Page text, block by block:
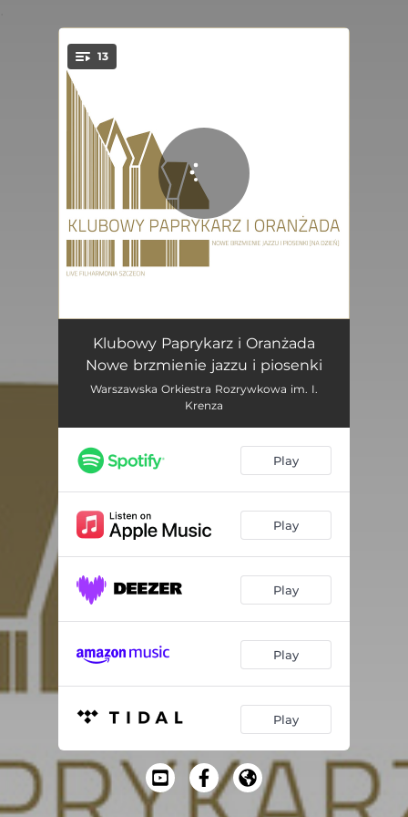
You're all set!
13
Wśród pampasów 05:04
Rajd Safari 06:26
Dlaczego ona, a ja nie 03:34
Wakacje z deszczem
Kto mi to da 03:15
Zostanę z Tobą 02:58
Przygoda z Marią 04:33
Czy to wszystko ma sens 04:51
03:44
Miłość jest jak niedziela
Klubowy Paprykarz i Oranżada
Nowe brzmienie jazzu i piosenki
Warszawska Orkiestra Rozrywkowa im. I.
Krenza
Play
Play
Play
Play
Play